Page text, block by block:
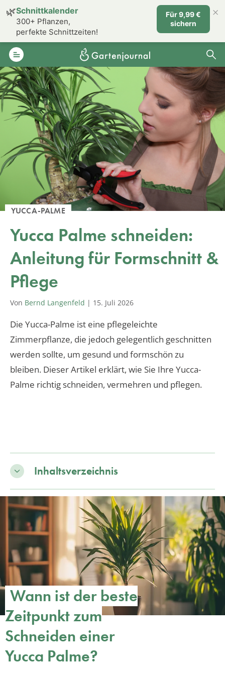
YUCCA-PALME
Yucca Palme schneiden:
Anleitung für Formschnitt &
Pflege
Von Bernd Langenfeld | 15. Juli 2026
Die Yucca-Palme ist eine pflegeleichte
Zimmerpflanze, die jedoch gelegentlich geschnitten
werden sollte, um gesund und formschön zu
bleiben. Dieser Artikel erklärt, wie Sie Ihre Yucca-
Palme richtig schneiden, vermehren und pflegen.
Inhaltsverzeichnis
Wann ist der beste
Zeitpunkt zum
Schneiden einer
Yucca Palme?
🌿Schnittkalender
300+ Pflanzen,
perfekte Schnittzeiten!
Für 9,99 €
sichern
×